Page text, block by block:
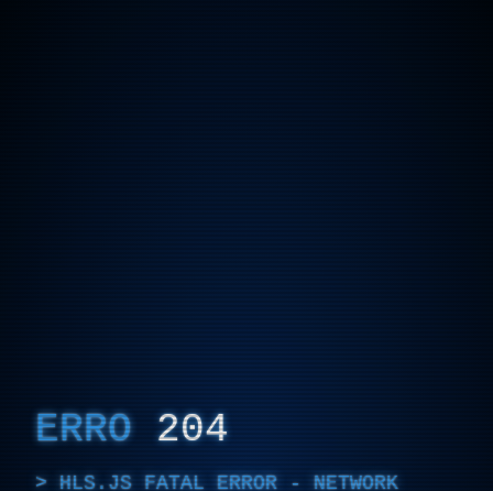
ERRO 204
HLS.JS FATAL ERROR - NETWORK